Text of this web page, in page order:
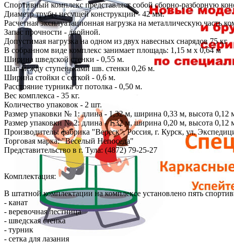
Спортивный комплекс представляет собой сборно-разборную
Диаметр трубы несущей конструкции - 42 мм.
Расчетная эксплуатационная нагрузка на металлическую часть
Запас прочности - двойной.
Допустимая нагрузка на одном из двух навесных снарядов 75 кг
В собранном виде комплекс занимает площадь: 1,15 м х 0,64 м
Ширина шведской стенки - 0,55 м.
Шаг между ступеньками шв. стенки 0,26 м.
Ширина стойки с сеткой - 0,6 м.
Расстояние турника от потолка - 0,50 м.
Вес комплекса - 35 кг.
Количество упаковок - 2 шт.
Размер упаковки № 1: длина - 1,32 м, ширина 0,33 м, высота 0,12
Размер упаковки № 2: длина - 1,32 м, ширина 0,20 м, высота 0,12
Производитель: фабрика "Вереск", Россия, г. Курск, ул.
Торговая марка: "Веселый Непоседа"
Представительство в г. Тула: (4872) 79-25-27
Комплектация:
В штатной комплектации на комплексе установлено пять
- канат
- веревочная лестница
- шведская стенка
- турник
- сетка для лазания